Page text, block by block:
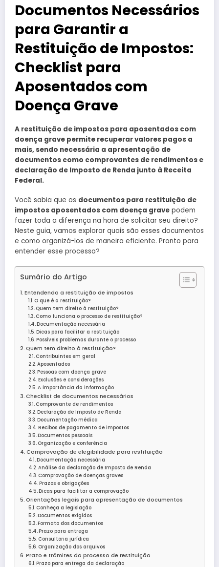
Documentos Necessários
para Garantir a
Restituição de Impostos:
Checklist para
Aposentados com
Doença Grave
A restituição de impostos para aposentados com
doença grave permite recuperar valores pagos a
mais, sendo necessária a apresentação de
documentos como comprovantes de rendimentos e
declaração de Imposto de Renda junto à Receita
Federal.
Você sabia que os documentos para restituição de
impostos aposentados com doença grave podem
fazer toda a diferença na hora de solicitar seu direito?
Neste guia, vamos explorar quais são esses documentos
e como organizá-los de maneira eficiente. Pronto para
entender esse processo?
Sumário do Artigo
Entendendo a restituição de impostos
O que é a restituição?
Quem tem direito à restituição?
Como funciona o processo de restituição?
Documentação necessária
Dicas para facilitar a restituição
Possíveis problemas durante o processo
Quem tem direito à restituição?
Contribuintes em geral
Aposentados
Pessoas com doença grave
Exclusões e considerações
A importância da informação
Checklist de documentos necessários
Comprovante de rendimentos
Declaração de Imposto de Renda
Documentação médica
Recibos de pagamento de impostos
Documentos pessoais
Organização e conferência
Comprovação de elegibilidade para restituição
Documentação necessária
Análise da declaração de Imposto de Renda
Comprovação de doenças graves
Prazos e obrigações
Dicas para facilitar a comprovação
Orientações legais para apresentação de documentos
Conheça a legislação
Documentos exigidos
Formato dos documentos
Prazo para entrega
Consultoria jurídica
Organização dos arquivos
Prazo e trâmites do processo de restituição
Prazo para entrega da declaração